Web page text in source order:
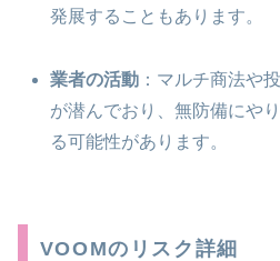
発展することもあります。
業者の活動 ：マルチ商法や
が潜んでおり、無防備にや
る可能性があります。
VOOMのリスク詳細